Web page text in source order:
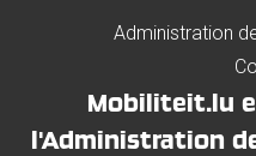
Administration
Mobiliteit.lu
l'Administration